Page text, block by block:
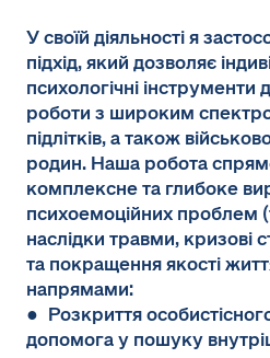
У своїй діяльності я
підхід, який дозволяє
психологічні інструменти
роботи з широким
підлітків, а також
родин. Наша робота
комплексне та глибоке
психоемоційних проблем
наслідки травми, кризові
та покращення якості
напрямами:
● Розкриття
допомога у пошуку